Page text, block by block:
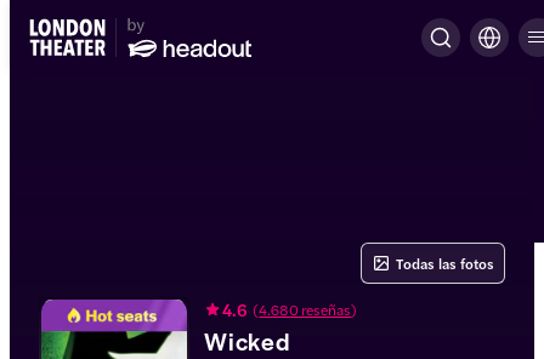
4.6 (4.680 reseñas)
Wicked
Todas las fotos